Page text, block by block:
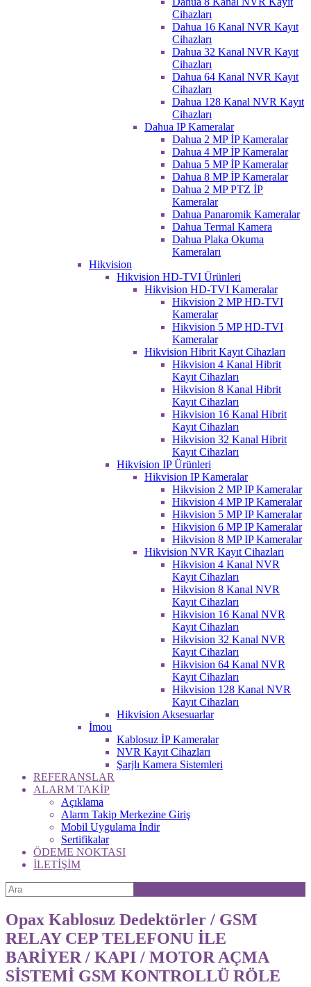
Cihazları
Dahua 16 Kanal NVR Kayıt
Cihazları
Dahua 32 Kanal NVR Kayıt
Cihazları
Dahua 64 Kanal NVR Kayıt
Cihazları
Dahua 128 Kanal NVR Kayıt
Cihazları
Dahua IP Kameralar
Dahua 2 MP İP Kameralar
Dahua 4 MP İP Kameralar
Dahua 5 MP İP Kameralar
Dahua 8 MP İP Kameralar
Dahua 2 MP PTZ İP
Kameralar
Dahua Panaromik Kameralar
Dahua Termal Kamera
Dahua Plaka Okuma
Kameraları
Hikvision
Hikvision HD-TVI Ürünleri
Hikvision HD-TVI Kameralar
Hikvision 2 MP HD-TVI
Kameralar
Hikvision 5 MP HD-TVI
Kameralar
Hikvision Hibrit Kayıt Cihazları
Hikvision 4 Kanal Hibrit
Kayıt Cihazları
Hikvision 8 Kanal Hibrit
Kayıt Cihazları
Hikvision 16 Kanal Hibrit
Kayıt Cihazları
Hikvision 32 Kanal Hibrit
Kayıt Cihazları
Hikvision IP Ürünleri
Hikvision IP Kameralar
Hikvision 2 MP IP Kameralar
Hikvision 4 MP IP Kameralar
Hikvision 5 MP IP Kameralar
Hikvision 6 MP IP Kameralar
Hikvision 8 MP IP Kameralar
Hikvision NVR Kayıt Cihazları
Hikvision 4 Kanal NVR
Kayıt Cihazları
Hikvision 8 Kanal NVR
Kayıt Cihazları
Hikvision 16 Kanal NVR
Kayıt Cihazları
Hikvision 32 Kanal NVR
Kayıt Cihazları
Hikvision 64 Kanal NVR
Kayıt Cihazları
Hikvision 128 Kanal NVR
Kayıt Cihazları
Hikvision Aksesuarlar
İmou
Kablosuz İP Kameralar
NVR Kayıt Cihazları
Şarjlı Kamera Sistemleri
REFERANSLAR
ALARM TAKİP
Açıklama
Alarm Takip Merkezine Giriş
Mobil Uygulama İndir
Sertifikalar
ÖDEME NOKTASI
İLETİŞİM
Opax Kablosuz Dedektörler / GSM
RELAY CEP TELEFONU İLE
BARİYER / KAPI / MOTOR AÇMA
SİSTEMİ GSM KONTROLLÜ RÖLE